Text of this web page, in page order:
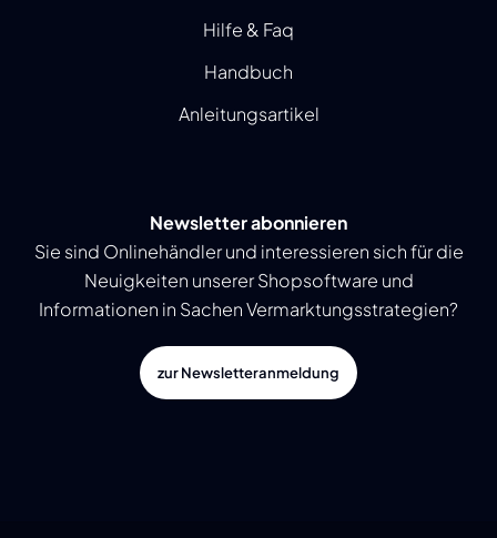
Hilfe & Faq
Handbuch
Anleitungsartikel
Newsletter abonnieren
Sie sind Onlinehändler und interessieren sich für die
Neuigkeiten unserer Shopsoftware und
Informationen in Sachen Vermarktungsstrategien?
zur Newsletteranmeldung